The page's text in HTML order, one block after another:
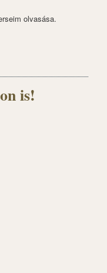
olvasása.
is!